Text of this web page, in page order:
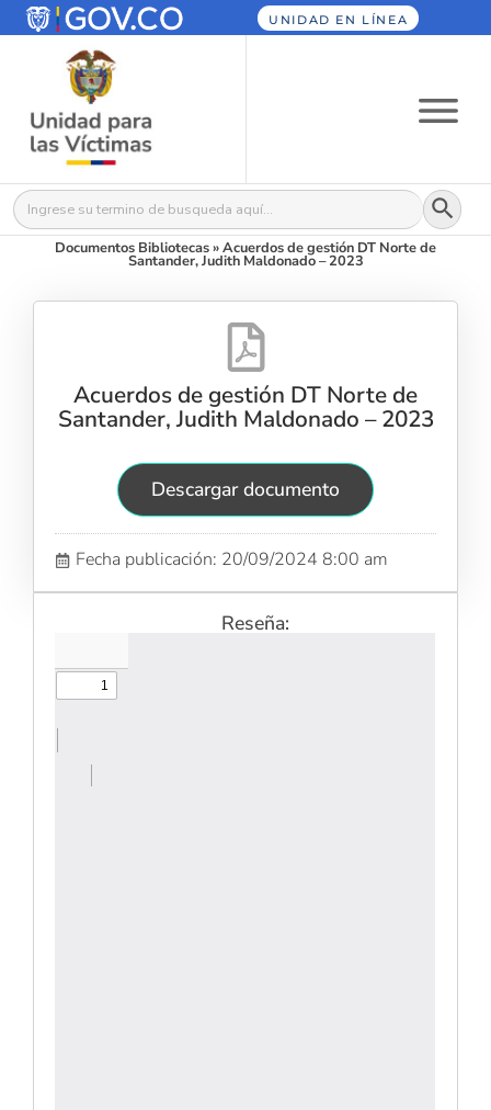
UNIDAD EN LÍNEA
Buscar: Botón
Documentos Bibliotecas»Acuerdos de gestión DT Norte de
Santander, Judith Maldonado – 2023
Acuerdos de gestión DT Norte de
Santander, Judith Maldonado – 2023
Descargar documento
Fecha publicación: 20/09/2024 8:00 am
Reseña: